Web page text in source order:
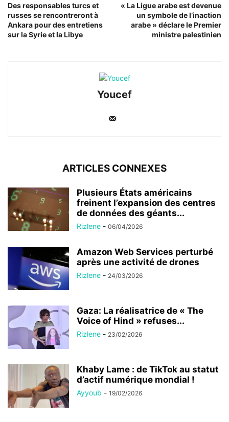
Des responsables turcs et
russes se rencontreront à
Ankara pour des entretiens
sur la Syrie et la Libye
« La Ligue arabe est devenue
un symbole de l’inaction
arabe » déclare le Premier
ministre palestinien
Youcef
ARTICLES CONNEXES
Plusieurs États américains
freinent l’expansion des centres
de données des géants...
Rizlene - 06/04/2026
Amazon Web Services perturbé
après une activité de drones
Rizlene - 24/03/2026
Gaza: La réalisatrice de « The
Voice of Hind » refuses...
Rizlene - 23/02/2026
Khaby Lame : de TikTok au statut
d’actif numérique mondial !
Ayyoub - 19/02/2026